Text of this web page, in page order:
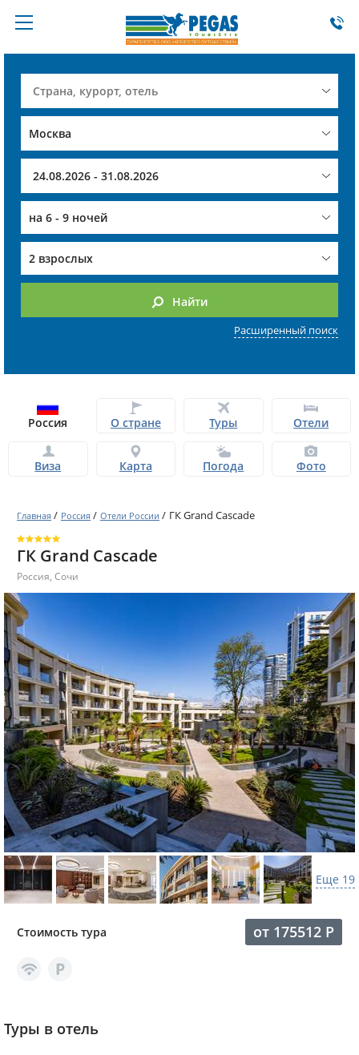
на 6 - 9 ночей
2 взрослых
Найти
Расширенный поиск
Россия О стране Туры Отели
Виза Карта Погода Фото
Главная / Россия / Отели России / ГК Grand Cascade
ГК Grand Cascade
Россия, Сочи
Еще 19
Стоимость тура от 175512 Р
Туры в отель